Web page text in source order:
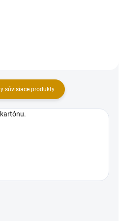
súvisiace produkty